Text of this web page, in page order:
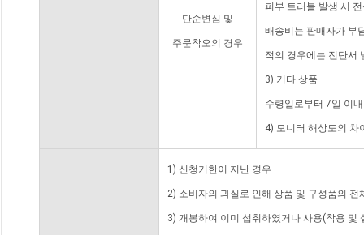
단순변심 및
주문착오의 경우
피부 트러블 발생 시
배송비는 판매자가 부
적의 경우에는 진단서
3) 기타 상품
수령일로부터 7일 이
4) 모니터 해상도의 차
1) 신청기한이 지난 경우
2) 소비자의 과실로 인해 상품 및 구성품의
3) 개봉하여 이미 섭취하였거나 사용(착용 및